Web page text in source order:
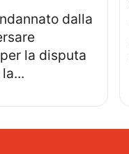
la disputa